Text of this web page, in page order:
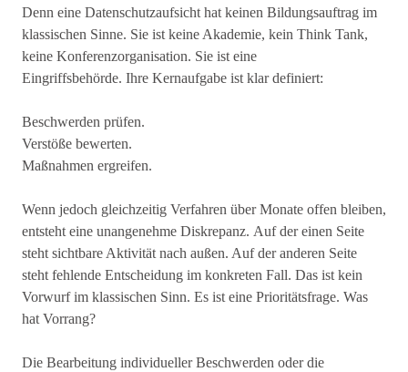
Denn eine Datenschutzaufsicht hat keinen Bildungsauftrag im
klassischen Sinne. Sie ist keine Akademie, kein Think Tank,
keine Konferenzorganisation. Sie ist eine
Eingriffsbehörde. Ihre Kernaufgabe ist klar definiert:
Beschwerden prüfen.
Verstöße bewerten.
Maßnahmen ergreifen.
Wenn jedoch gleichzeitig Verfahren über Monate offen bleiben,
entsteht eine unangenehme Diskrepanz. Auf der einen Seite
steht sichtbare Aktivität nach außen. Auf der anderen Seite
steht fehlende Entscheidung im konkreten Fall. Das ist kein
Vorwurf im klassischen Sinn. Es ist eine Prioritätsfrage. Was
hat Vorrang?
Die Bearbeitung individueller Beschwerden oder die